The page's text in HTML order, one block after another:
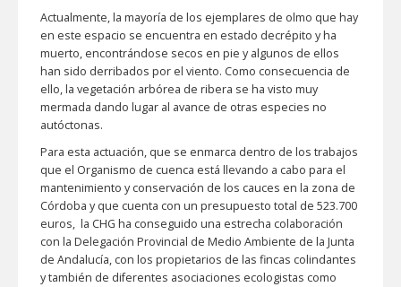
Actualmente, la mayoría de los ejemplares de olmo que hay
en este espacio se encuentra en estado decrépito y ha
muerto, encontrándose secos en pie y algunos de ellos
han sido derribados por el viento. Como consecuencia de
ello, la vegetación arbórea de ribera se ha visto muy
mermada dando lugar al avance de otras especies no
autóctonas.
Para esta actuación, que se enmarca dentro de los trabajos
que el Organismo de cuenca está llevando a cabo para el
mantenimiento y conservación de los cauces en la zona de
Córdoba y que cuenta con un presupuesto total de 523.700
euros, la CHG ha conseguido una estrecha colaboración
con la Delegación Provincial de Medio Ambiente de la Junta
de Andalucía, con los propietarios de las fincas colindantes
y también de diferentes asociaciones ecologistas como